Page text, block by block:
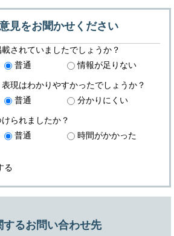
見をお聞かせください
されていましたでしょうか？
普通 情報が足りない
現はわかりやすかったでしょうか？
普通 分かりにくい
られましたか？
普通 時間がかかった
するお問い合わせ先